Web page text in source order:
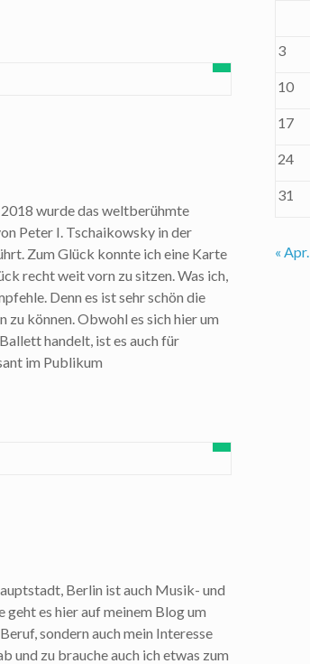
wurde das weltberühmte
Peter I. Tschaikowsky in der
Zum Glück konnte ich eine Karte
recht weit vorn zu sitzen. Was ich,
Denn es ist sehr schön die
können. Obwohl es sich hier um
handelt, ist es auch für
im Publikum
Berlin ist auch Musik- und
es hier auf meinem Blog um
sondern auch mein Interesse
und zu brauche auch ich etwas zum
3
10
17
24
31
« Apr.